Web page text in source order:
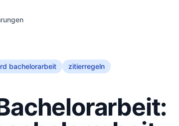
bachelorarbeit
zitierregeln